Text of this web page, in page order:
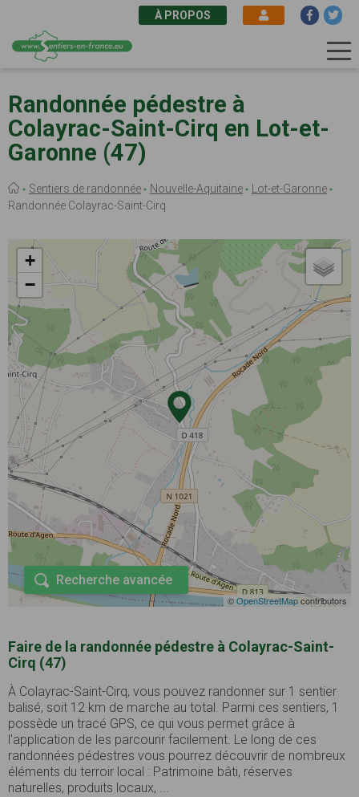
au
contenu
principal
À PROPOS
Randonnée pédestre à
Colayrac-Saint-Cirq en Lot-et-
Garonne (47)
Fil
d'Ariane
Sentiers de randonnée Nouvelle-Aquitaine
Lot-et-Garonne
Randonnée Colayrac-Saint-Cirq
+
−
©OpenStreetMapcontributors
Recherche avancée
Faire de la randonnée pédestre à Colayrac-Saint-
Cirq (47)
À Colayrac-Saint-Cirq, vous pouvez randonner sur 1 sentier
balisé, soit 12 km de marche au total. Parmi ces sentiers, 1
possède un tracé GPS, ce qui vous permet grâce à
l'application de les parcourir facilement. Le long de ces
randonnées pédestres vous pourrez découvrir de nombreux
éléments du terroir local : Patrimoine bâti, réserves
naturelles, produits locaux, ...